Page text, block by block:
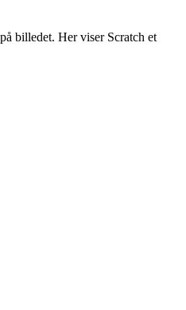
billedet. Her viser Scratch et